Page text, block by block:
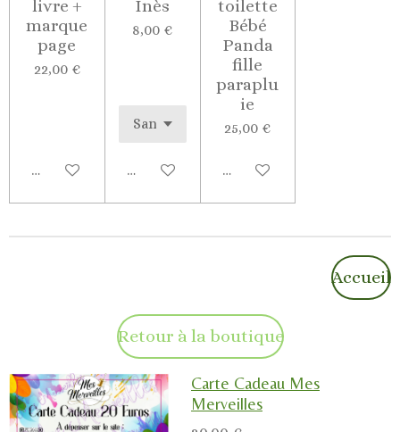
livre +
marque
page
22,00 €
Ajouter au panier
Inès
8,00 €
Voir les détails
toilette
Bébé
Panda
fille
paraplu
ie
25,00 €
Ajouter au panier
Accueil
Retour à la boutique
Carte Cadeau Mes
Merveilles